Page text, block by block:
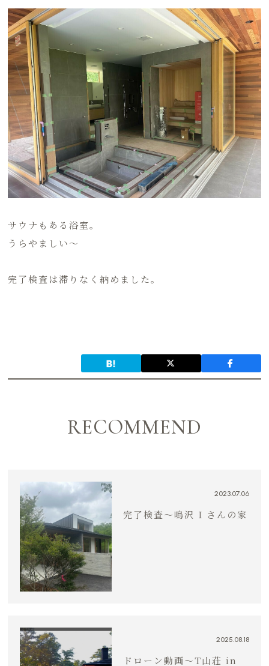
サウナもある浴室。
うらやましい～
完了検査は滞りなく納めました。
RECOMMEND
2023.07.06
完了検査〜鳴沢 I さんの家
2025.08.18
ドローン動画～T山荘 in